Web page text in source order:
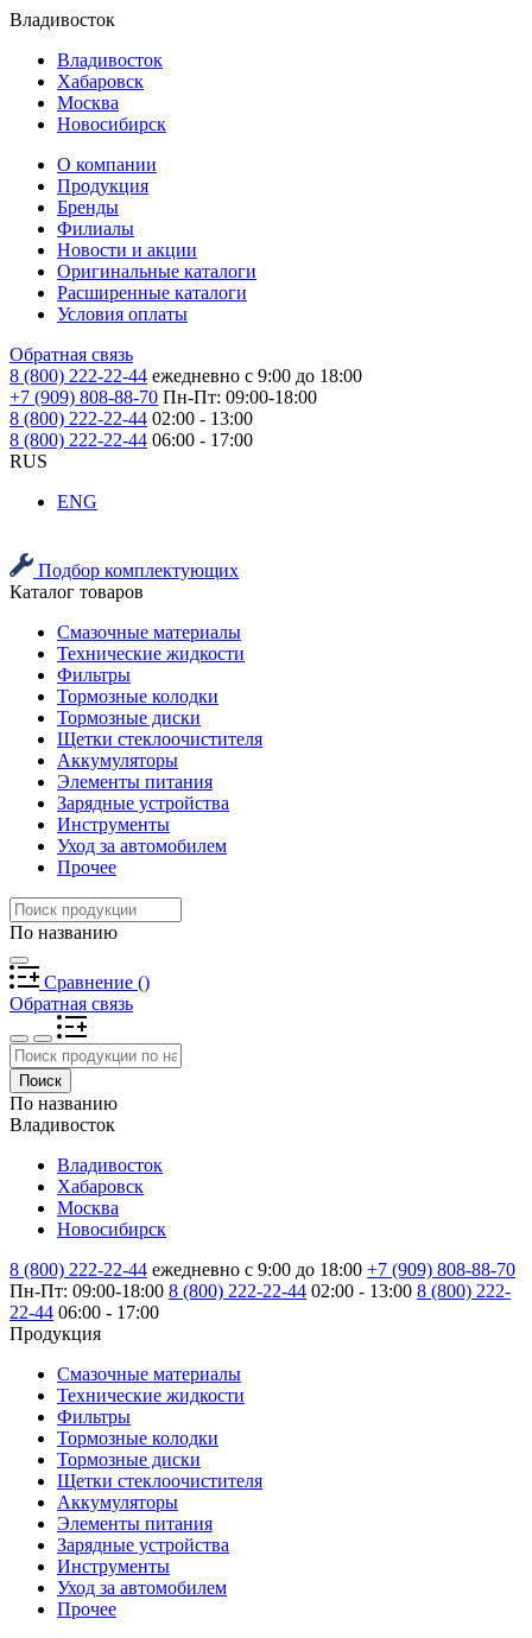
Владивосток
Владивосток
Хабаровск
Москва
Новосибирск
О компании
Продукция
Бренды
Филиалы
Новости и акции
Оригинальные каталоги
Расширенные каталоги
Условия оплаты
Обратная связь
8 (800) 222-22-44 ежедневно с 9:00 до 18:00
+7 (909) 808-88-70 Пн-Пт: 09:00-18:00
8 (800) 222-22-44 02:00 - 13:00
8 (800) 222-22-44 06:00 - 17:00
RUS
ENG
Подбор комплектующих
Каталог товаров
Смазочные материалы
Технические жидкости
Фильтры
Тормозные колодки
Тормозные диски
Щетки стеклоочистителя
Аккумуляторы
Элементы питания
Зарядные устройства
Инструменты
Уход за автомобилем
Прочее
По названию
Сравнение ()
Обратная связь
Поиск
По названию
Владивосток
Владивосток
Хабаровск
Москва
Новосибирск
8 (800) 222-22-44 ежедневно с 9:00 до 18:00 +7 (909) 808-88-70
Пн-Пт: 09:00-18:00 8 (800) 222-22-44 02:00 - 13:00 8 (800) 222-
22-44 06:00 - 17:00
Продукция
Смазочные материалы
Технические жидкости
Фильтры
Тормозные колодки
Тормозные диски
Щетки стеклоочистителя
Аккумуляторы
Элементы питания
Зарядные устройства
Инструменты
Уход за автомобилем
Прочее